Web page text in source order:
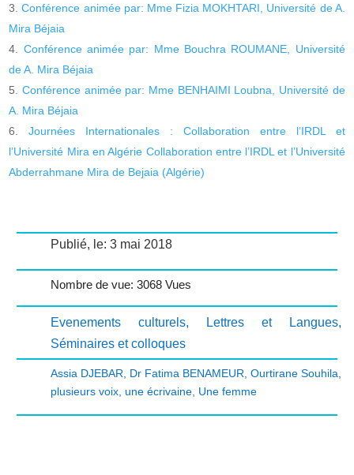
Conférence animée par: Mme Fizia MOKHTARI, Université de A.
Mira Béjaia
Conférence animée par: Mme Bouchra ROUMANE, Université
de A. Mira Béjaia
Conférence animée par: Mme BENHAIMI Loubna, Université de
A. Mira Béjaia
Journées Internationales : Collaboration entre l’IRDL et
l’Université Mira en Algérie Collaboration entre l’IRDL et l’Université
Abderrahmane Mira de Bejaia (Algérie)
Publié, le: 3 mai 2018
Nombre de vue: 3068 Vues
Evenements culturels, Lettres et Langues,
Séminaires et colloques
Assia DJEBAR Dr Fatima BENAMEUR Ourtirane Souhila
plusieurs voix, une écrivaine, Une femme